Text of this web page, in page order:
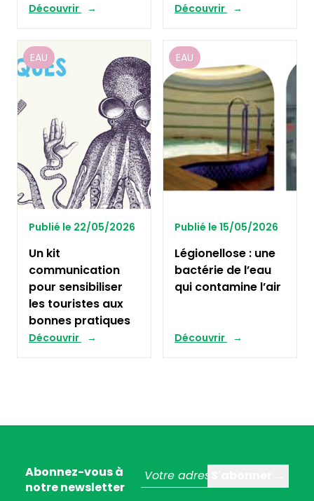
Découvrir Découvrir
EAU
Publié le 22/05/2026
Un kit
communication
pour sensibiliser
les touristes aux
bonnes pratiques
Découvrir
EAU
Publié le 15/05/2026
Légionellose : une
bactérie de l’eau
qui contamine l’air
Découvrir
Abonnez-vous à
notre newsletter